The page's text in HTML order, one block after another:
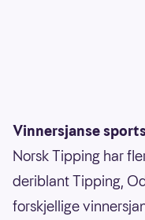
Vinnersjanse
Norsk Tipping har
deriblant Tipping,
forskjellige